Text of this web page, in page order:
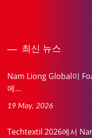
최신 뉴스
Nam Liong Global이
에...
19 May, 2026
Techtextil 2026에서